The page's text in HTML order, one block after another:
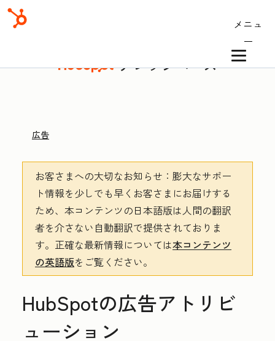
メニュ
ー
ナレッジベース
広告
お客さまへの大切なお知らせ ：膨大なサポー
ト情報を少しでも早くお客さまにお届けする
ため、本コンテンツの日本語版は人間の翻訳
者を介さない自動翻訳で提供されておりま
す。 正確な最新情報については本コンテンツ
の英語版をご覧ください。
HubSpotの広告アトリビ
ューション